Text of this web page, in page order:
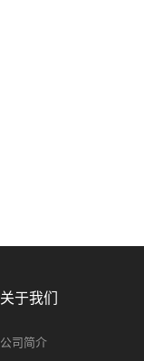
关于我们
公司简介